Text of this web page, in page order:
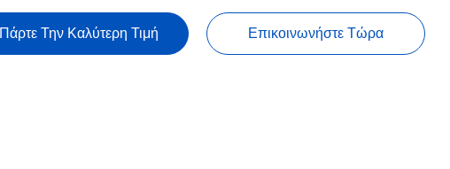
Πάρτε Την Καλύτερη Τιμή Επικοινωνήστε Τώρα